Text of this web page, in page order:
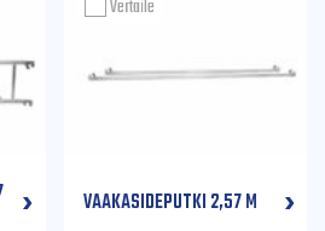
VAAKASIDEPUTKI 2,57 M
Vertaile